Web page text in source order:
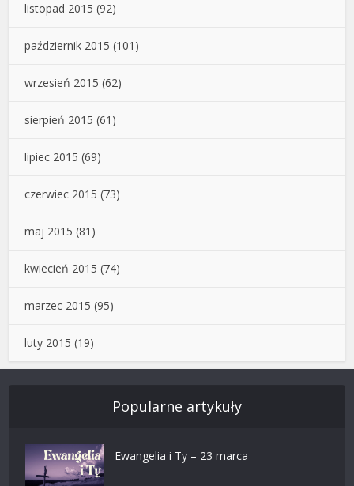
listopad 2015 (92)
październik 2015 (101)
wrzesień 2015 (62)
sierpień 2015 (61)
lipiec 2015 (69)
czerwiec 2015 (73)
maj 2015 (81)
kwiecień 2015 (74)
marzec 2015 (95)
luty 2015 (19)
Popularne artykuły
Ewangelia i Ty – 23 marca